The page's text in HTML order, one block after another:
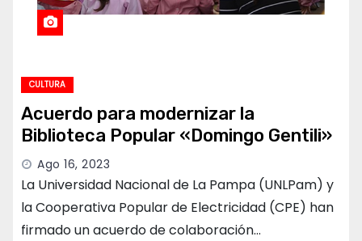
CULTURA
Acuerdo para modernizar la
Biblioteca Popular «Domingo Gentili»
Ago 16, 2023
La Universidad Nacional de La Pampa (UNLPam) y
la Cooperativa Popular de Electricidad (CPE) han
firmado un acuerdo de colaboración…